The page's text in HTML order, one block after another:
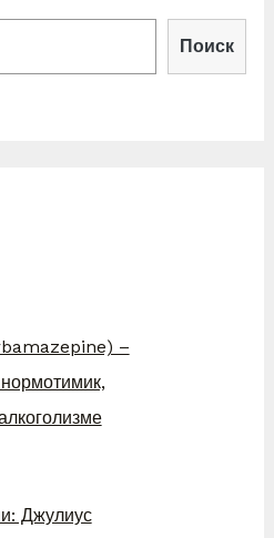
Поиск
–
Джулиус